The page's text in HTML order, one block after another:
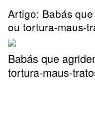
Artigo: Babás
ou tortura-maus-
Babás que
tortura-maus-